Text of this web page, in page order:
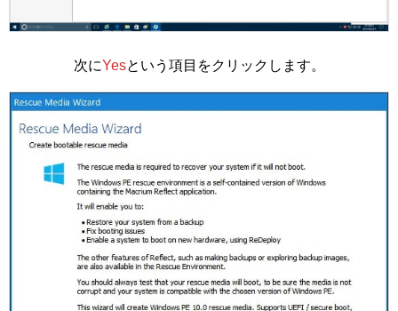
次にYesという項目をクリックします。